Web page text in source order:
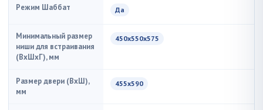
Режим Шаббат Да
Минимальный размер
ниши для встраивания
(ВxШxГ), мм
450х550х575
Размер двери (ВхШ),
мм
455х590